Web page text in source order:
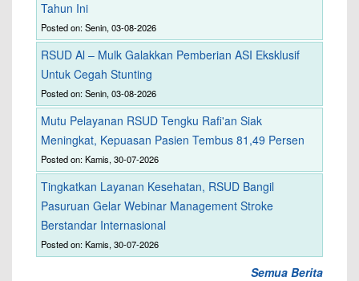
Tahun Ini
Posted on: Senin, 03-08-2026
RSUD Al – Mulk Galakkan Pemberian ASI Eksklusif
Untuk Cegah Stunting
Posted on: Senin, 03-08-2026
Mutu Pelayanan RSUD Tengku Rafi'an Siak
Meningkat, Kepuasan Pasien Tembus 81,49 Persen
Posted on: Kamis, 30-07-2026
Tingkatkan Layanan Kesehatan, RSUD Bangil
Pasuruan Gelar Webinar Management Stroke
Berstandar Internasional
Posted on: Kamis, 30-07-2026
Semua Berita